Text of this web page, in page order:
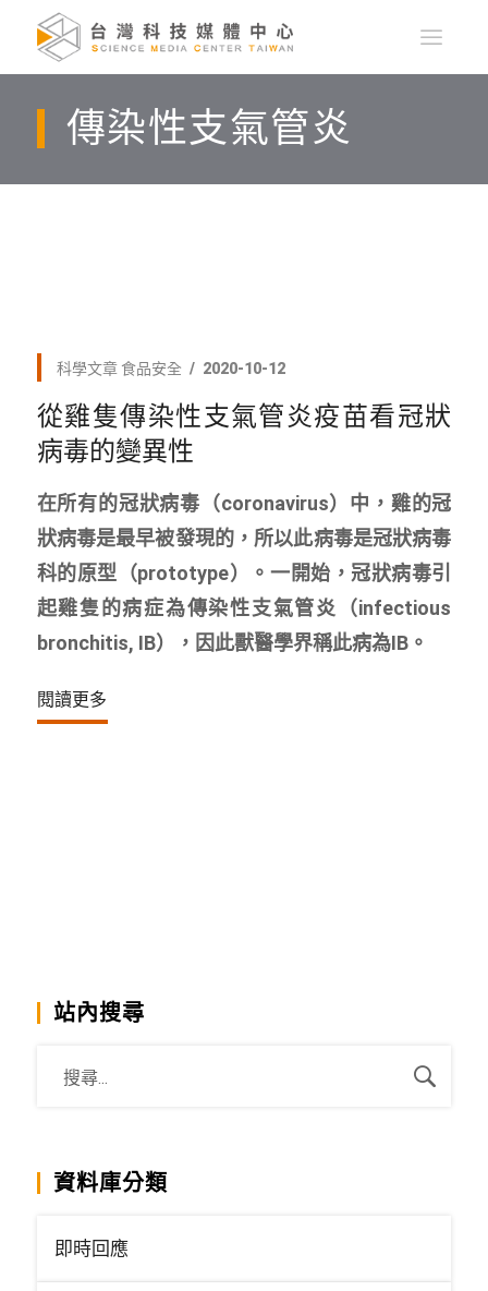
傳染性支氣管炎
科學文章 食品安全 2020-10-12
從雞隻傳染性支氣管炎疫苗看冠狀
病毒的變異性
在所有的冠狀病毒（coronavirus）中，雞的冠
狀病毒是最早被發現的，所以此病毒是冠狀病毒
科的原型（prototype）。一開始，冠狀病毒引
起雞隻的病症為傳染性支氣管炎（infectious
bronchitis, IB），因此獸醫學界稱此病為IB。
閱讀更多
站內搜尋
資料庫分類
即時回應